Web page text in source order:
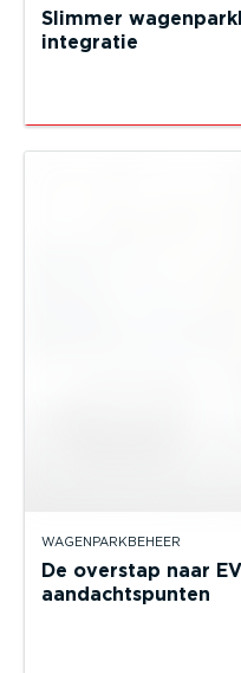
Slimmer
integratie
WAGENPARKBEHEER
De overstap naar
aandachtspunten